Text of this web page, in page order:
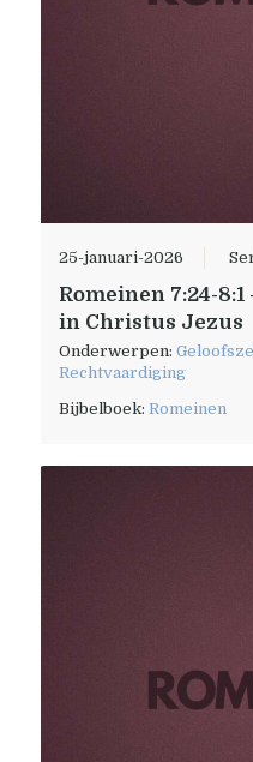
25-januari-2026
Romeinen 7:24-
in Christus Jezus
Onderwerpen:
Rechtvaardiging
Bijbelboek:Romeinen